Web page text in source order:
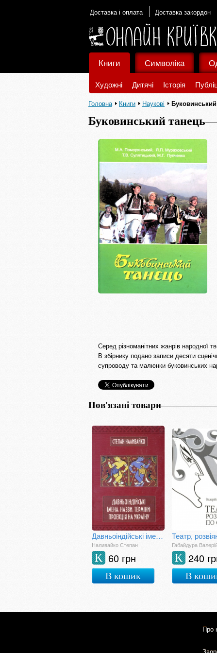
Доставка і оплата Доставка закордон
Книги
Художні Дитячі Історія
Символіка
Головна Книги Наукові
Буковинський танець
Серед різноманітних жанрів народної
В збірнику подано записи десяти
супроводу та малюнки буковинських
Пов'язані товари
Давньоіндійські імена, назви, терміни: проекція на Україну
Наливайко Степан
60 грн
К
В кошик
Габайдура
240
К
В
Про